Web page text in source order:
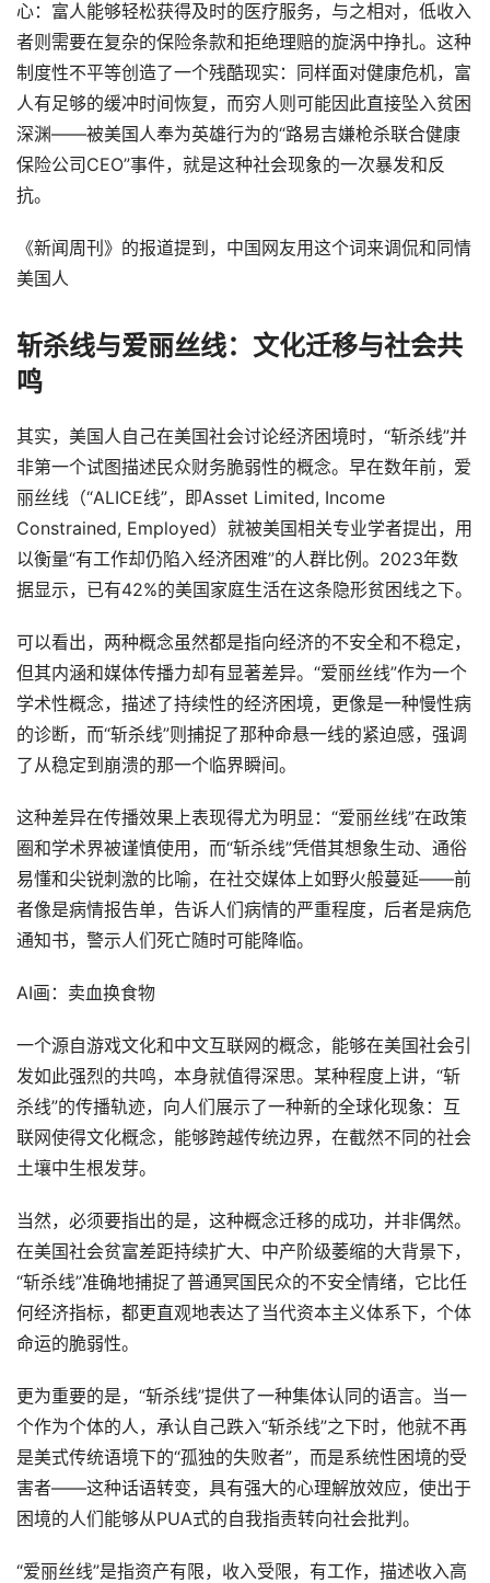
心：富人能够轻松获得及时的医疗服务，与之相对，低收入
者则需要在复杂的保险条款和拒绝理赔的旋涡中挣扎。这种
制度性不平等创造了一个残酷现实：同样面对健康危机，富
人有足够的缓冲时间恢复，而穷人则可能因此直接坠入贫困
深渊——被美国人奉为英雄行为的“路易吉嫌枪杀联合健康
保险公司CEO”事件，就是这种社会现象的一次暴发和反
抗。
《新闻周刊》的报道提到，中国网友用这个词来调侃和同情
美国人
斩杀线与爱丽丝线：文化迁移与社会共
鸣
其实，美国人自己在美国社会讨论经济困境时，“斩杀线”并
非第一个试图描述民众财务脆弱性的概念。早在数年前，爱
丽丝线（“ALICE线”，即Asset Limited, Income
Constrained, Employed）就被美国相关专业学者提出，用
以衡量“有工作却仍陷入经济困难”的人群比例。2023年数
据显示，已有42%的美国家庭生活在这条隐形贫困线之下。
可以看出，两种概念虽然都是指向经济的不安全和不稳定，
但其内涵和媒体传播力却有显著差异。“爱丽丝线”作为一个
学术性概念，描述了持续性的经济困境，更像是一种慢性病
的诊断，而“斩杀线”则捕捉了那种命悬一线的紧迫感，强调
了从稳定到崩溃的那一个临界瞬间。
这种差异在传播效果上表现得尤为明显：“爱丽丝线”在政策
圈和学术界被谨慎使用，而“斩杀线”凭借其想象生动、通俗
易懂和尖锐刺激的比喻，在社交媒体上如野火般蔓延——前
者像是病情报告单，告诉人们病情的严重程度，后者是病危
通知书，警示人们死亡随时可能降临。
AI画：卖血换食物
一个源自游戏文化和中文互联网的概念，能够在美国社会引
发如此强烈的共鸣，本身就值得深思。某种程度上讲，“斩
杀线”的传播轨迹，向人们展示了一种新的全球化现象：互
联网使得文化概念，能够跨越传统边界，在截然不同的社会
土壤中生根发芽。
当然，必须要指出的是，这种概念迁移的成功，并非偶然。
在美国社会贫富差距持续扩大、中产阶级萎缩的大背景下，
“斩杀线”准确地捕捉了普通冥国民众的不安全情绪，它比任
何经济指标，都更直观地表达了当代资本主义体系下，个体
命运的脆弱性。
更为重要的是，“斩杀线”提供了一种集体认同的语言。当一
个作为个体的人，承认自己跌入“斩杀线”之下时，他就不再
是美式传统语境下的“孤独的失败者”，而是系统性困境的受
害者——这种话语转变，具有强大的心理解放效应，使出于
困境的人们能够从PUA式的自我指责转向社会批判。
“爱丽丝线”是指资产有限，收入受限，有工作，描述收入高